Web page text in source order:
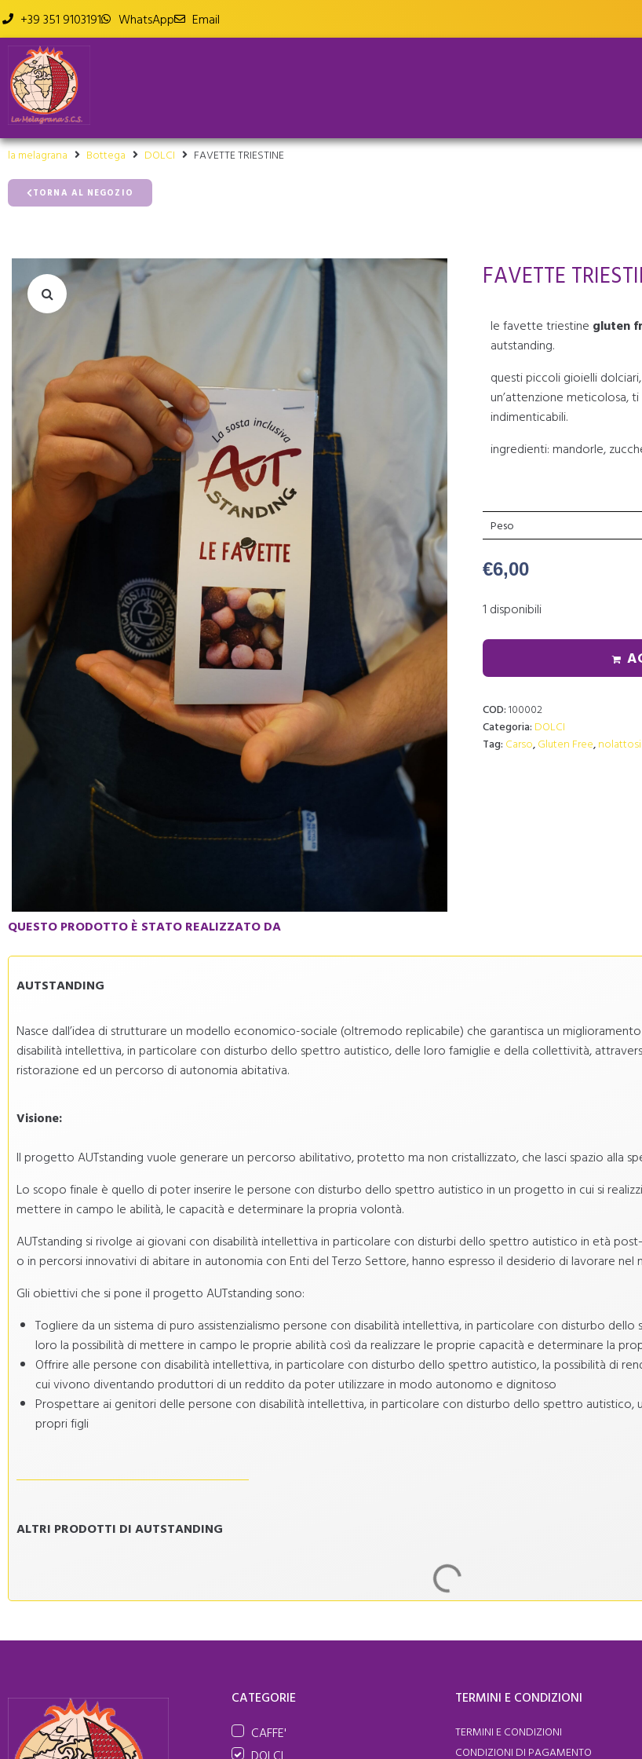
+39 351 9103191 WhatsApp Email
la melagrana Bottega DOLCI FAVETTE TRIESTINE
TORNA AL NEGOZIO
FAVETTE
le favette triestine gluten
autstanding.
questi piccoli gioielli
un’attenzione meticolosa,
indimenticabili.
ingredienti: mandorle,
Peso
€6,00
1 disponibili
COD:100002
Categoria: DOLCI
Tag: Carso,Gluten Free,
QUESTO PRODOTTO È STATO REALIZZATO DA
AUTSTANDING
Nasce dall’idea di strutturare un modello economico-sociale (oltremodo replicabile) che garantisca un
disabilità intellettiva, in particolare con disturbo dello spettro autistico, delle loro famiglie e della collettività,
ristorazione ed un percorso di autonomia abitativa.
Visione:
Il progetto AUTstanding vuole generare un percorso abilitativo, protetto ma non cristallizzato, che lasci spazio alla
Lo scopo finale è quello di poter inserire le persone con disturbo dello spettro autistico in un progetto in cui si
mettere in campo le abilità, le capacità e determinare la propria volontà.
AUTstanding si rivolge ai giovani con disabilità intellettiva in particolare con disturbi dello spettro autistico in età
o in percorsi innovativi di abitare in autonomia con Enti del Terzo Settore, hanno espresso il desiderio di lavorare
Gli obiettivi che si pone il progetto AUTstanding sono:
Togliere da un sistema di puro assistenzialismo persone con disabilità intellettiva, in particolare con disturbo
loro la possibilità di mettere in campo le proprie abilità così da realizzare le proprie capacità e determinare la
Offrire alle persone con disabilità intellettiva, in particolare con disturbo dello spettro autistico, la possibilità di
cui vivono diventando produttori di un reddito da poter utilizzare in modo autonomo e dignitoso
Prospettare ai genitori delle persone con disabilità intellettiva, in particolare con disturbo dello spettro autistico,
propri figli
ALTRI PRODOTTI DI AUTSTANDING
CATEGORIE
CAFFE'
TERMINI E CONDIZIONI
TERMINI E CONDIZIONI
CONDIZIONI DI PAGAMENTO